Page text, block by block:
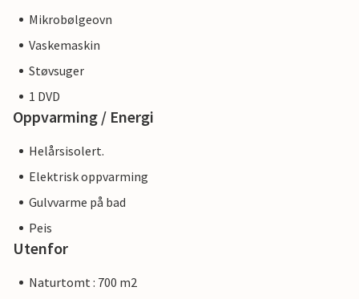
Mikrobølgeovn
Vaskemaskin
Støvsuger
1 DVD
Oppvarming / Energi
Helårsisolert.
Elektrisk oppvarming
Gulvvarme på bad
Peis
Utenfor
Naturtomt : 700 m2